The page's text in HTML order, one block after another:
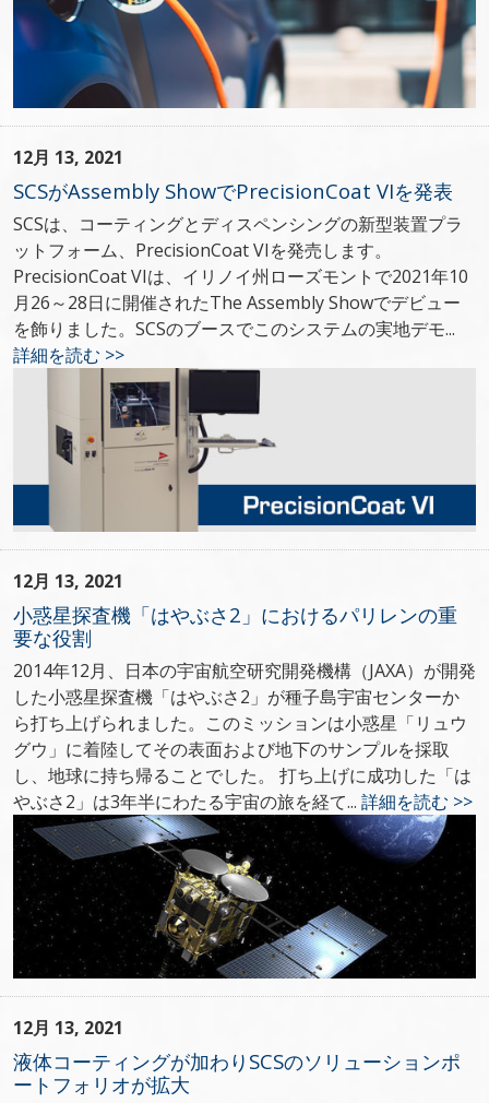
12月 13, 2021
SCSがAssembly ShowでPrecisionCoat VIを発表
SCSは、コーティングとディスペンシングの新型装置プラ
ットフォーム、PrecisionCoat VIを発売します。
PrecisionCoat VIは、イリノイ州ローズモントで2021年10
月26～28日に開催されたThe Assembly Showでデビュー
を飾りました。SCSのブースでこのシステムの実地デモ...
詳細を読む >>
12月 13, 2021
小惑星探査機「はやぶさ2」におけるパリレンの重
要な役割
2014年12月、日本の宇宙航空研究開発機構（JAXA）が開発
した小惑星探査機「はやぶさ2」が種子島宇宙センターか
ら打ち上げられました。このミッションは小惑星「リュウ
グウ」に着陸してその表面および地下のサンプルを採取
し、地球に持ち帰ることでした。 打ち上げに成功した「は
やぶさ2」は3年半にわたる宇宙の旅を経て... 詳細を読む >>
12月 13, 2021
液体コーティングが加わりSCSのソリューションポ
ートフォリオが拡大